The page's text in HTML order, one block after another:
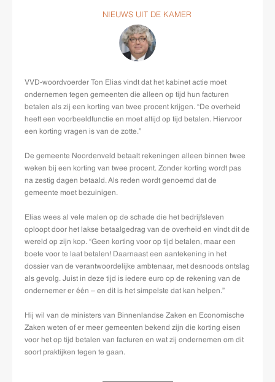
NIEUWS UIT DE KAMER
VVD-woordvoerder Ton Elias vindt dat het kabinet actie moet
ondernemen tegen gemeenten die alleen op tijd hun facturen
betalen als zij een korting van twee procent krijgen. “De overheid
heeft een voorbeeldfunctie en moet altijd op tijd betalen. Hiervoor
een korting vragen is van de zotte.”
De gemeente Noordenveld betaalt rekeningen alleen binnen twee
weken bij een korting van twee procent. Zonder korting wordt pas
na zestig dagen betaald. Als reden wordt genoemd dat de
gemeente moet bezuinigen.
Elias wees al vele malen op de schade die het bedrijfsleven
oploopt door het lakse betaalgedrag van de overheid en vindt dit de
wereld op zijn kop. “Geen korting voor op tijd betalen, maar een
boete voor te laat betalen! Daarnaast een aantekening in het
dossier van de verantwoordelijke ambtenaar, met desnoods ontslag
als gevolg. Juist in deze tijd is iedere euro op de rekening van de
ondernemer er één – en dit is het simpelste dat kan helpen.”
Hij wil van de ministers van Binnenlandse Zaken en Economische
Zaken weten of er meer gemeenten bekend zijn die korting eisen
voor het op tijd betalen van facturen en wat zij ondernemen om dit
soort praktijken tegen te gaan.